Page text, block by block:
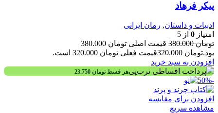
پیکر فرهاد
ادبیات و داستان, رمان ایرانی
امتیاز 0 از 5
تومان380.000
قیمت اصلی تومان 380.000
بود.تومان
قیمت فعلی تومان 320.000 است.
افزودن به سبد خرید
هر قسطتومان
-50%
افزودن برای مقایسه
مشاهده سریع